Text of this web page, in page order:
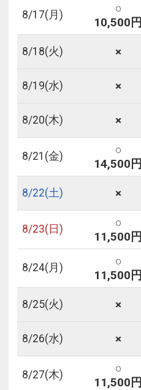
8/17(月)
○
10,500円
8/18(火) ×
8/19(水) ×
8/20(木) ×
8/21 (金)
○
14,500円
8/22(土) ×
8/23(日)
○
11,500円
8/24(月)
○
11,500円
8/25(火) ×
8/26(水) ×
8/27(木)
○
11,500円